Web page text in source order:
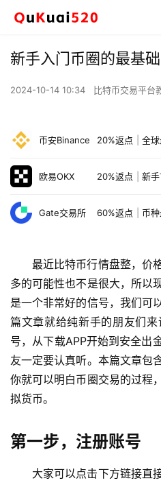
新手入门币圈的最基
2024-10-14 10:34 比特币交易平台
币安Binance 20%返点 全
欧易OKX 20%返点 新
Gate交易所 60%返点 币
最近比特币行情盘整，价
多的可能性也不是很大，所以
是一个非常好的信号，我们可
篇文章就给纯新手的朋友们
号，从下载APP开始到安全出
友一定要认真听。本篇文章包
你就可以明白币圈交易的过程
拟货币。
第一步，注册账号
大家可以点击下方链接直